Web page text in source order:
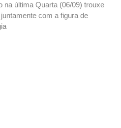
na última Quarta (06/09) trouxe
com a figura de